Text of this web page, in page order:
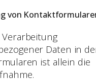
von
Daten in
ist allein die